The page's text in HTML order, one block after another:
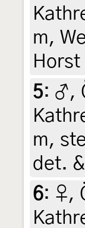
m,
5: ♂,
m,
det.
6: ♀,